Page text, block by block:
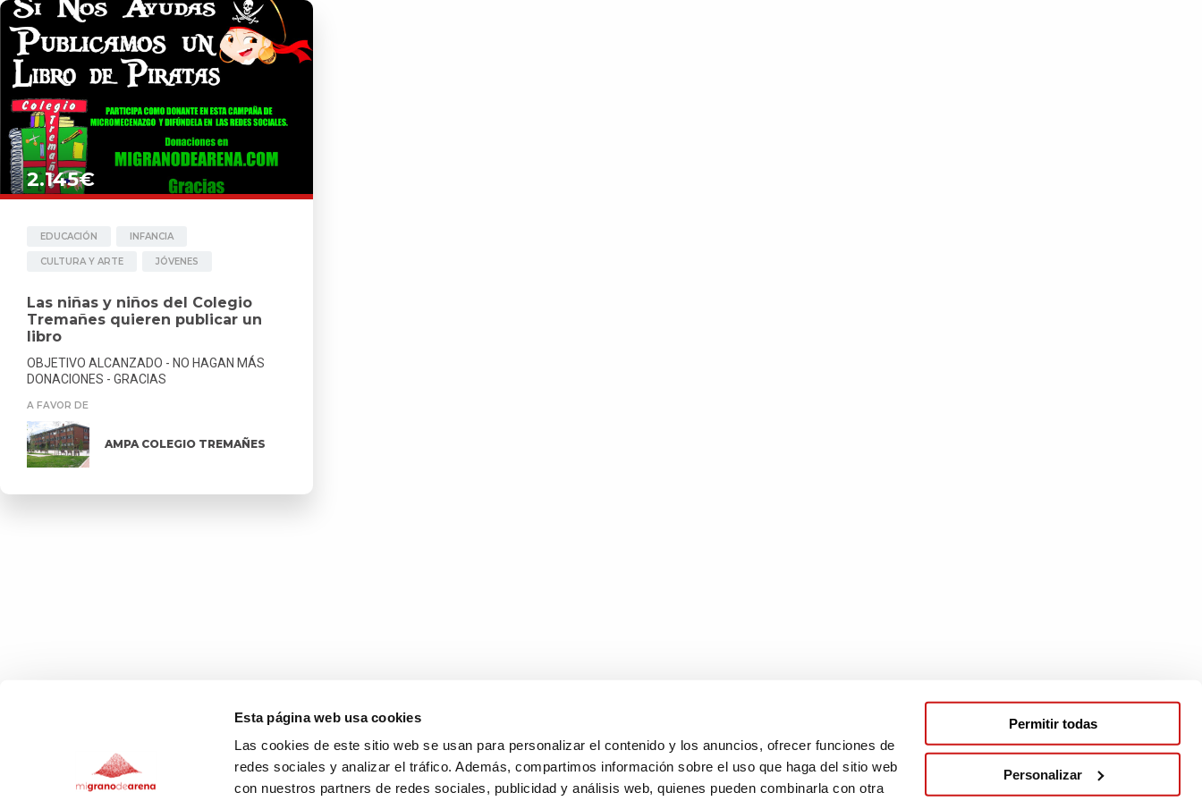
Esta página web usa cookies
Las cookies de este sitio web se usan para personalizar el contenido y los anuncios, ofrecer funciones de
redes sociales y analizar el tráfico. Además, compartimos información sobre el uso que haga del sitio web
con nuestros partners de redes sociales, publicidad y análisis web, quienes pueden combinarla con otra
Permitir todas
Personalizar
2.145€
EDUCACIÓN INFANCIA
CULTURA Y ARTE JÓVENES
Las niñas y niños del Colegio
Tremañes quieren publicar un
libro
OBJETIVO ALCANZADO - NO HAGAN MÁS
DONACIONES - GRACIAS
A FAVOR DE
AMPA COLEGIO TREMAÑES